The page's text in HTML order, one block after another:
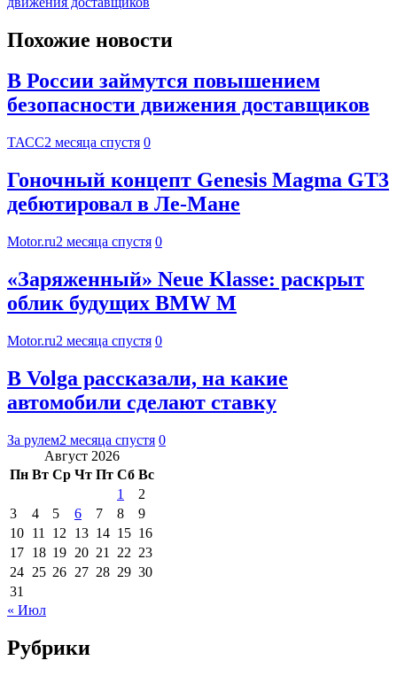
Похожие новости
В России займутся повышением
безопасности движения доставщиков
ТАСС2 месяца спустя 0
Гоночный концепт Genesis Magma GT3
дебютировал в Ле-Мане
Motor.ru2 месяца спустя 0
«Заряженный» Neue Klasse: раскрыт
облик будущих BMW M
Motor.ru2 месяца спустя 0
В Volga рассказали, на какие
автомобили сделают ставку
За рулем2 месяца спустя 0
Август 2026
Пн Вт Ср Чт Пт Сб Вс
1
2
3
4 5 6 7 8
9
10 11 12 13 14 15 16
17 18 19 20 21 22 23
24 25 26 27 28 29 30
31
« Июл
Рубрики